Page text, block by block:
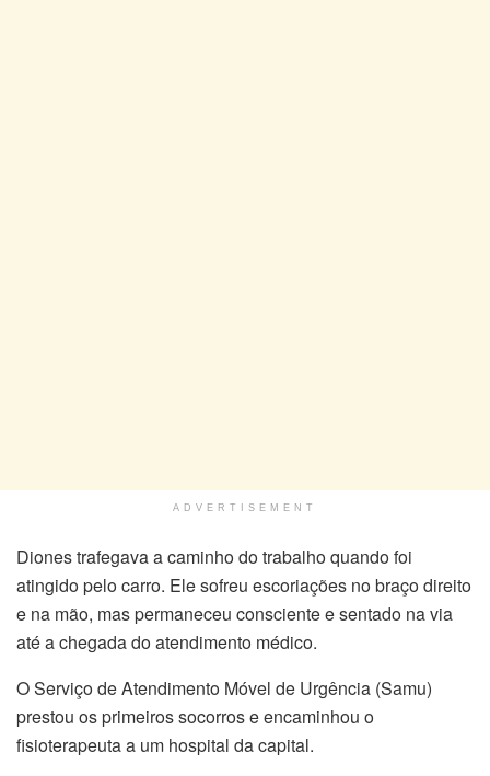
ADVERTISEMENT
Diones trafegava a caminho do trabalho quando foi
atingido pelo carro. Ele sofreu escoriações no braço direito
e na mão, mas permaneceu consciente e sentado na via
até a chegada do atendimento médico.
O Serviço de Atendimento Móvel de Urgência (Samu)
prestou os primeiros socorros e encaminhou o
fisioterapeuta a um hospital da capital.